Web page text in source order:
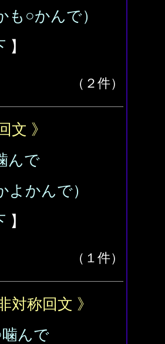
も○かんで）
】
（２件）
文 》
んで
よかんで）
】
（１件）
対称回文 》
んで